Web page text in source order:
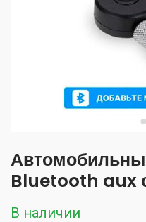
Bluetooth aux
В наличии